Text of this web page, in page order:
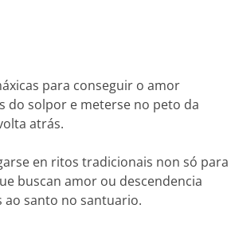
para conseguir o amor
do solpor e meterse no peto da
atrás.
en ritos tradicionais non só
buscan amor ou descendencia
ao santo no santuario.